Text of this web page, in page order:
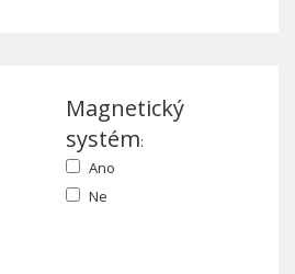
Magnetický
systém:
Ano
Ne